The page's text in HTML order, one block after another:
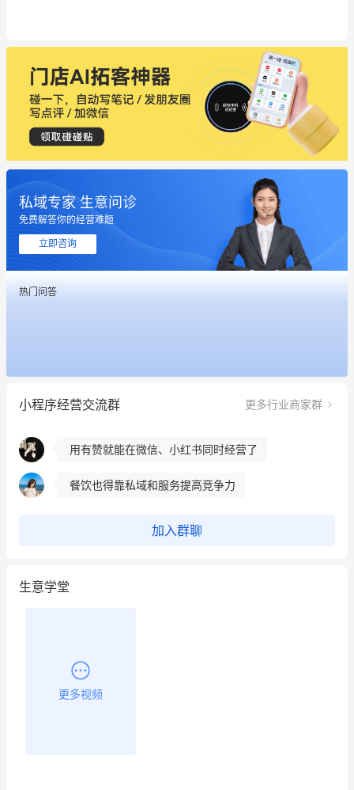
私域专家 生意问诊
免费解答你的经营难题
立即咨询
热门问答
小程序经营交流群 更多行业商家群
这个营销策划案例推荐大家看一下
用有赞就能在微信、小红书同时经营了
冰墩墩货源充足需要的联系我
这个营销策划案例推荐大家看一下
用有赞就能在微信、小红书同时经营了
餐饮也得靠私域和服务提高竞争力
加入群聊
生意学堂
更多视频